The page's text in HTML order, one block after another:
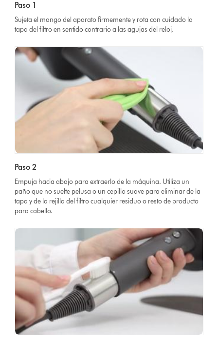
Paso 1
Sujeta el mango del aparato firmemente y rota con cuidado la
tapa del filtro en sentido contrario a las agujas del reloj.
Paso 2
Empuja hacia abajo para extraerlo de la máquina. Utiliza un
paño que no suelte pelusa o un cepillo suave para eliminar de la
tapa y de la rejilla del filtro cualquier residuo o resto de producto
para cabello.